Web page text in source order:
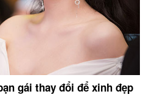
gái thay đổi để xinh đẹp